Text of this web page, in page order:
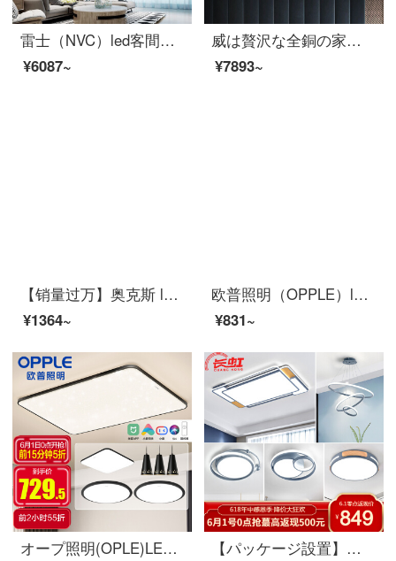
雷士（NVC）led客間灯吸天井灯リモコン調光現代簡約ファッション客間寝室吸天井灯長方照明器具セット
¥6087~
威は贅沢な全銅の家の部屋が明かりを吸い込んだ後に近代的な大気の客のレストランの水晶の明かりが簡単に書斎の寝室の照明器具A項の直径の45 CMを予約したいです。三色の光源を送ります。
¥7893~
【销量过万】奥克斯 led客厅灯シーリングライト长方形大气超薄卧室現代简约灯飾ランプ套餐北欧ランプ套餐 【力荐】凌虚客厅80*52三色72W适20-26平
¥1364~
欧普照明（OPPLE）led双色调光卧室灯シーリングライト新中式客厅灯餐厅灯圆形現代简约超薄ランプ 儿童房灯飾 新铂玉
¥831~
オープ照明(OPLE)LEDシーリングライト北欧简约超薄型リビングルームレストランランプライトセット
【パッケージ設置】虹LEDリビングライト現代簡単北欧シングライト創意的なマカロン全屋セットリビングレストラン書斎イルミネーションセット1室2室